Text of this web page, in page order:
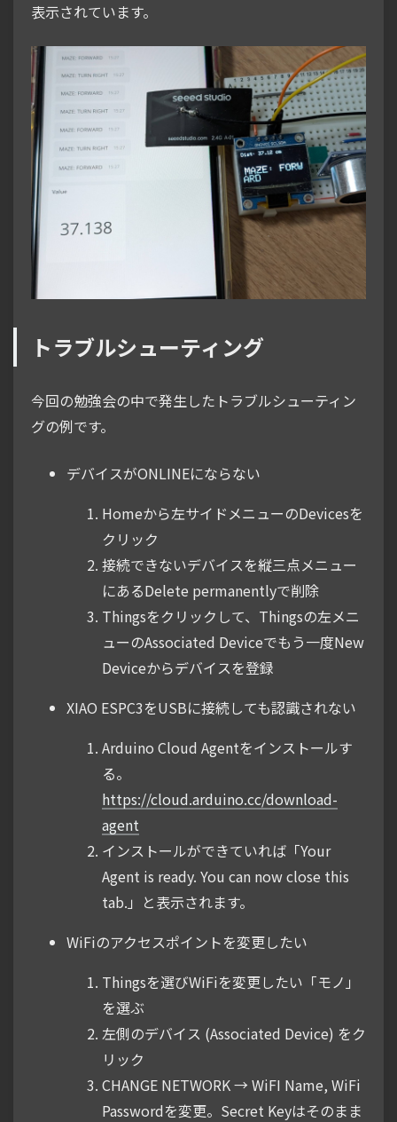
表示されています。
トラブルシューティング
今回の勉強会の中で発生したトラブルシューティン
グの例です。
デバイスがONLINEにならない
Homeから左サイドメニューのDevicesを
クリック
接続できないデバイスを縦三点メニュー
にあるDelete permanentlyで削除
Thingsをクリックして、Thingsの左メニ
ューのAssociated Deviceでもう一度New
Deviceからデバイスを登録
XIAO ESPC3をUSBに接続しても認識されない
Arduino Cloud Agentをインストールす
る。
https://cloud.arduino.cc/download-
agent
インストールができていれば「Your
Agent is ready. You can now close this
tab.」と表示されます。
WiFiのアクセスポイントを変更したい
Thingsを選びWiFiを変更したい「モノ」
を選ぶ
左側のデバイス (Associated Device) をク
リック
CHANGE NETWORK → WiFI Name, WiFi
Passwordを変更。Secret Keyはそのまま